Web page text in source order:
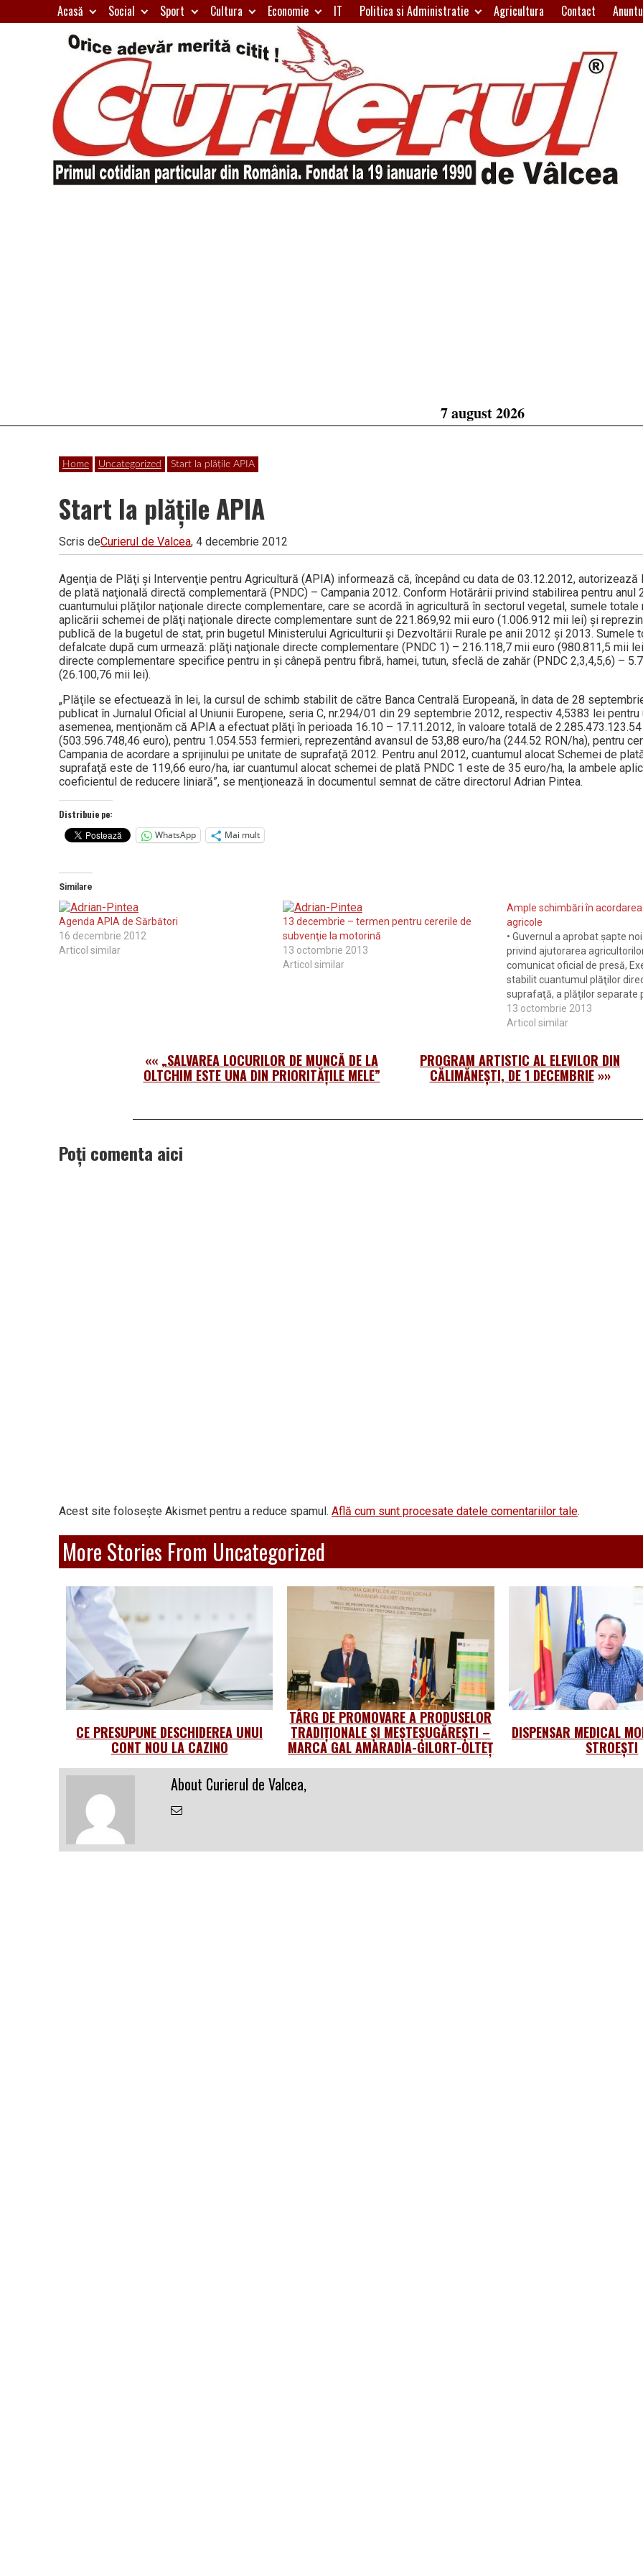
to
Acasă Social Sport Cultura Economie IT Politica si Administratie Agricultura Contact
7 august 2026
Home Uncategorized Start la plăţile APIA
Start la plăţile APIA
Scris deCurierul de Valcea, 4 decembrie 2012
Agenţia de Plăţi şi Intervenţie pentru Agricultură (APIA) informează că, începând cu data de 03.12.2012, autorizează
de plată naţională directă complementară (PNDC) – Campania 2012. Conform Hotărârii privind sta­bilirea pentru anul
cuantumului plăţilor naţionale directe complementare, care se acordă în agricultură în sectorul vegetal, sumele totale
aplicării sche­mei de plăţi naţionale directe complementare sunt de 221.869,92 mii euro (1.006.912 mii lei) şi
publică de la bugetul de stat, prin bugetul Ministerului Agriculturii şi Dezvoltării Rurale pe anii 2012 şi 2013. Sumele
defalcate după cum urmează: plăţi naţionale directe complementare (PNDC 1) – 216.118,7 mii euro (980.811,5 mii
directe complementare specifice pentru in şi cânepă pentru fibră, hamei, tutun, sfeclă de zahăr (PNDC 2,3,4,5,6) –
(26.100,76 mii lei).
„Plăţile se efectuează în lei, la cursul de schimb stabilit de către Banca Centrală Europeană, în data de 28
publicat în Jurnalul Oficial al Uniunii Europene, seria C, nr.294/01 din 29 septembrie 2012, respectiv 4,5383 lei pentru
asemenea, menţionăm că APIA a efectuat plăţi în perioada 16.10 – 17.11.2012, în valoare totală de
(503.596.748,46 euro), pentru 1.054.553 fermieri, reprezentând avansul de 53,88 euro/ha (244.52 RON/ha), pentru
Campania de acordare a sprijinului pe unitate de suprafaţă 2012. Pentru anul 2012, cuantumul alocat Schemei de
suprafaţă este de 119,66 euro/ha, iar cuantumul alocat schemei de plată PNDC 1 este de 35 euro/ha, la ambele
coeficientul de reducere liniară”, se menţionează în documentul semnat de către directorul Adrian Pintea.
Distribuie pe:
WhatsApp
Mai mult
Similare
Agenda APIA de Sărbători
16 decembrie 2012
Articol similar
13 decembrie – termen pentru cererile de
subvenţie la motorină
13 octombrie 2013
Articol similar
Ample schimbări în
agricole
• Guvernul a aprobat şapte
privind ajutorarea
comunicat oficial de presă,
stabilit cuantumul plăţilor
suprafaţă, a plăţilor separate
a plăţilor specifice pentru
în agricultură în sectorul
13 octombrie 2013
Articol similar
«« „SALVAREA LOCURILOR DE MUNCĂ DE LA
OLTCHIM ESTE UNA DIN PRIORITĂŢILE MELE”
PROGRAM ARTISTIC AL ELEVILOR DIN
CĂLIMĂNEȘTI, DE 1 DECEMBRIE»»
Poți comenta aici
Acest site folosește Akismet pentru a reduce spamul. Află cum sunt procesate datele comentariilor tale.
More Stories From Uncategorized
CE PRESUPUNE DESCHIDEREA UNUI
CONT NOU LA CAZINO
TÂRG DE PROMOVARE A PRODUSELOR
TRADIȚIONALE ȘI MEȘTEȘUGĂREȘTI –
MARCA GAL AMARADIA-GILORT-OLTEȚ
DISPENSAR MEDICAL
STROEȘTI
About Curierul de Valcea,
Email